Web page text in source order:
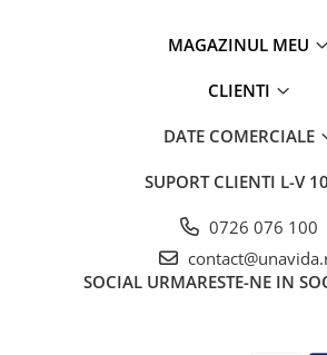
MAGAZINUL MEU
CLIENTI
DATE COMERCIALE
SUPORT CLIENTI L-V
0726 076 100
SOCIAL URMARESTE-NE IN